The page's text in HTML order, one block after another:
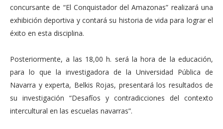
concursante de “El Conquistador del Amazonas” realizará una
exhibición deportiva y contará su historia de vida para lograr el
éxito en esta disciplina.
Posteriormente, a las 18,00 h. será la hora de la educación,
para lo que la investigadora de la Universidad Pública de
Navarra y experta, Belkis Rojas, presentará los resultados de
su investigación “Desafíos y contradicciones del contexto
intercultural en las escuelas navarras”.